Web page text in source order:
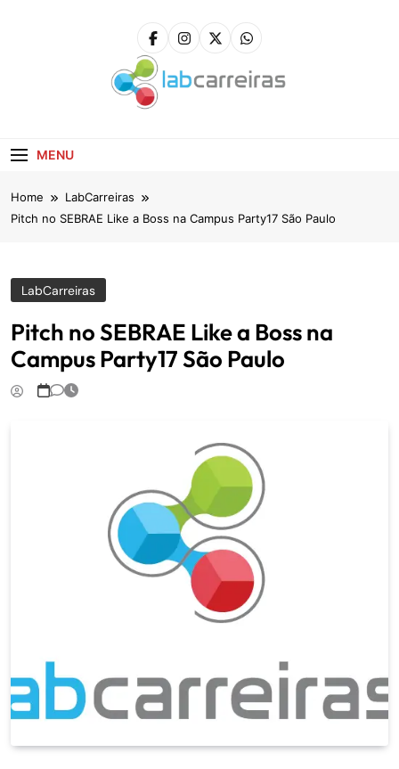
MENU
Home
LabCarreiras
Pitch no SEBRAE Like a Boss na Campus Party17 São Paulo
LabCarreiras
Pitch no SEBRAE Like a Boss na
Campus Party17 São Paulo